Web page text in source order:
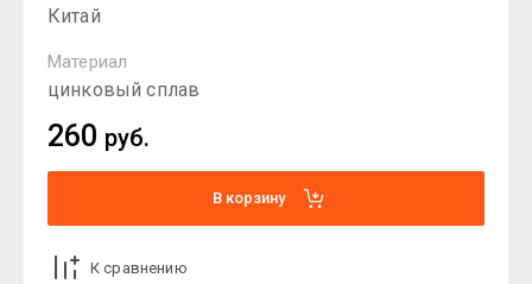
Китай
Материал
цинковый сплав
260 руб.
В корзину
К сравнению